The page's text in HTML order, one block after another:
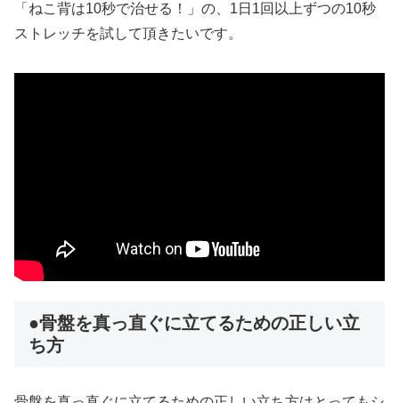
「ねこ背は10秒で治せる！」の、1日1回以上ずつの10秒
ストレッチを試して頂きたいです。
●骨盤を真っ直ぐに立てるための正しい立
ち方